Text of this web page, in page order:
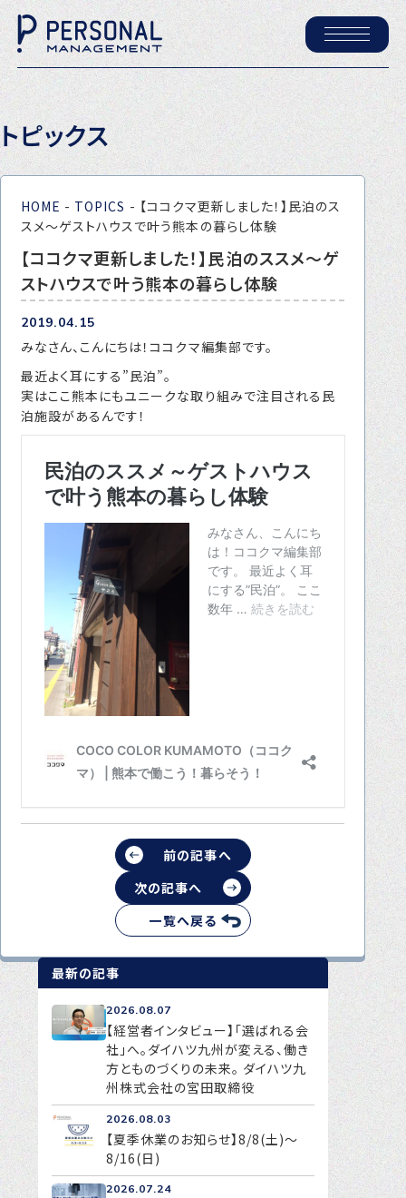
ホーム
パーソナル・マネジメントについて
会社概要
採用情報
トピックス
ニュース
転職をお考えの方へ
転職相談会
転職者の声
キャリア採用をお考えの企業様へ
選ばれる４つの理由
４つの特長で解決
独自の採用スキーム
プライバシーポリシー
トピックス
HOME - TOPICS - 【ココクマ更新しました！】民泊のス
スメ～ゲストハウスで叶う熊本の暮らし体験
【ココクマ更新しました！】民泊のススメ～ゲ
ストハウスで叶う熊本の暮らし体験
2019.04.15
みなさん、こんにちは！ココクマ編集部です。
最近よく耳にする”民泊”。
実はここ熊本にもユニークな取り組みで注目される民
泊施設があるんです！
前の記事へ
一覧へ戻る
次の記事へ
最新の記事
2026.08.07
【経営者インタビュー】「選ばれる会
社」へ。ダイハツ九州が変える、働き
方とものづくりの未来。 ダイハツ九
州株式会社の宮田取締役
2026.08.03
【夏季休業のお知らせ】8/8(土)～
8/16(日)
2026.07.24